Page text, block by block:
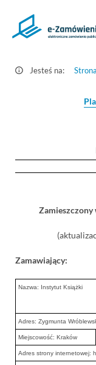
Szczegóły
e-
Jesteś na:
Zamawiający:
Nazwa: Instytut Książki
Adres: Zygmunta
Miejscowość: Kraków
Adres strony internetowej: